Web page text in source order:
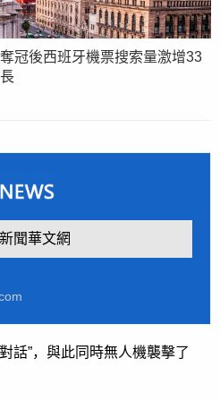
冠後西班牙機票搜索量激增33
聞華文網
話”，與此同時無人機襲擊了